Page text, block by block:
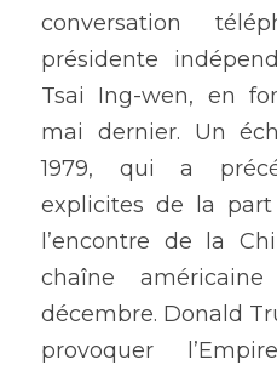
conversation
présidente
Tsai Ing-wen, en
mai dernier. Un
1979, qui a
explicites de la
l’encontre de la
chaîne américaine
décembre. Donald
provoquer